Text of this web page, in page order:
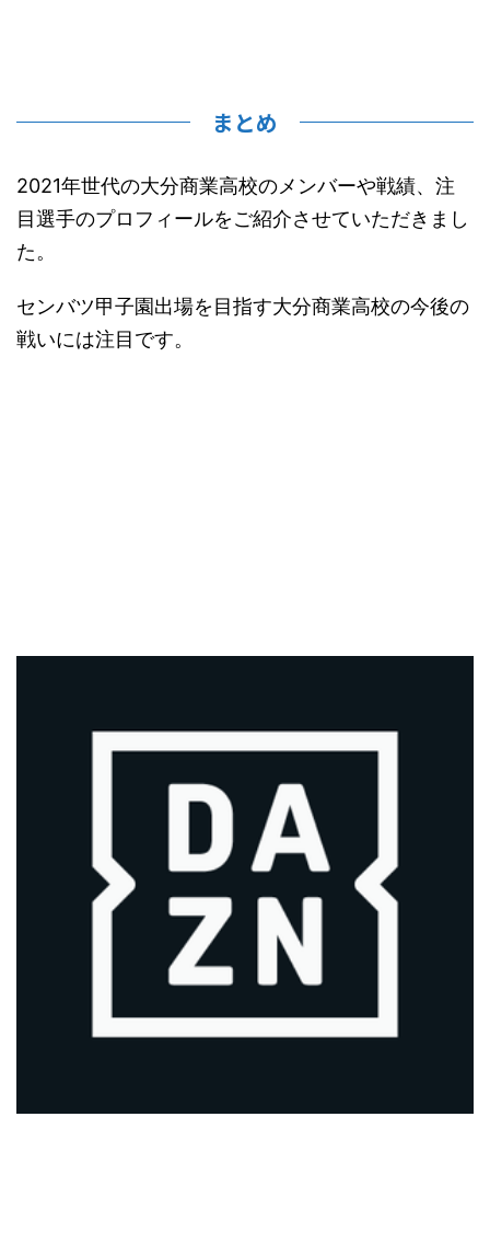
まとめ
2021年世代の大分商業高校のメンバーや戦績、注
目選手のプロフィールをご紹介させていただきまし
た。
センバツ甲子園出場を目指す大分商業高校の今後の
戦いには注目です。